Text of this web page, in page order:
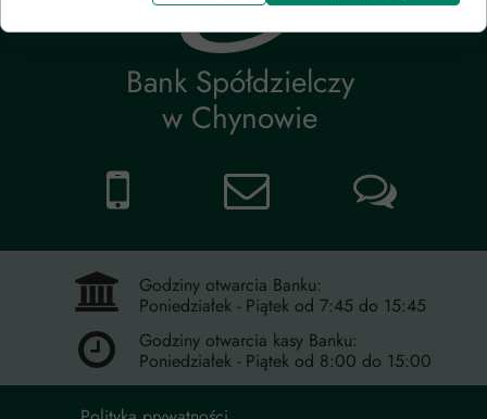
Bank Spółdzielczy
w Chynowie
Godziny otwarcia kasy Banku:
Poniedziałek - Piątek od 8:00 do 15:00
Godziny otwarcia Banku:
Poniedziałek - Piątek od 7:45 do 15:45